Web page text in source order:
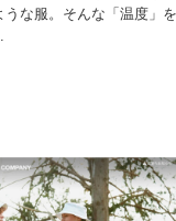
うな服。そんな「温度」